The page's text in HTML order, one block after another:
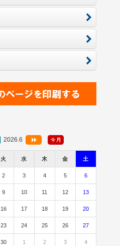
2026.6
火 水 木 金 土
2 3 4 5 6
9 10 11 12 13
16 17 18 19 20
23 24 25 26 27
30 1 2 3 4